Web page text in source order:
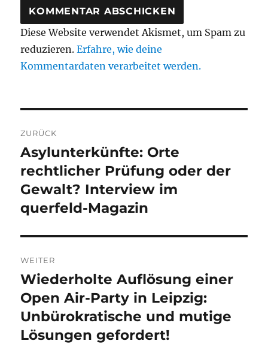
Diese Website verwendet Akismet, um Spam zu
reduzieren.Erfahre, wie deine
Kommentardaten verarbeitet werden.
ZURÜCK
Vorheriger
Beitrag:
Asylunterkünfte: Orte
rechtlicher Prüfung oder der
Gewalt? Interview im
querfeld-Magazin
WEITER
Nächster
Beitrag:
Wiederholte Auflösung einer
Open Air-Party in Leipzig:
Unbürokratische und mutige
Lösungen gefordert!